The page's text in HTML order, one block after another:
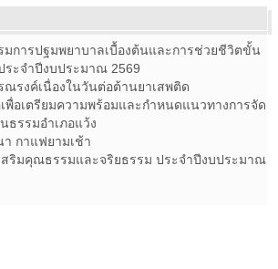
มการปฐมพยาบาลเบื้องต้นและการช่วยชีวิตขั้น
ระจำปีงบประมาณ 2569
ณรงค์เนื่องในวันต่อต้านยาเสพติด
พื่อเตรียมความพร้อมและกำหนดแนวทางการจัด
ธรรมอำเภอแว้ง
า กาแฟยามเช้า
สริมคุณธรรมและจริยธรรม ประจำปีงบประมาณ